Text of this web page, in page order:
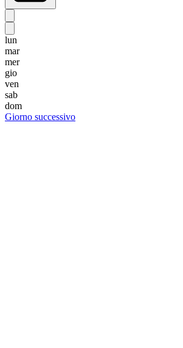
lun
mar
mer
gio
ven
sab
dom
Giorno successivo